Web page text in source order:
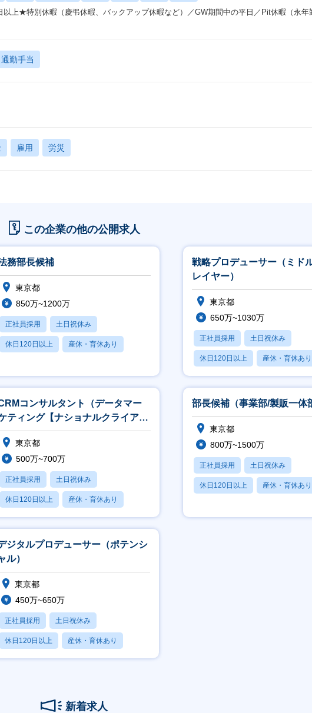
上★特別休暇（慶弔休暇、バックアップ休暇など）／GW期間中の平日／Pit休暇（永年
通勤手当
雇用 労災
この企業の他の公開求人
務部長候補
東京都
850万~1200万
正社員採用 土日祝休み
休日120日以上 産休・育休あり
戦略プロデューサー（ミド
レイヤー）
東京都
650万~1030万
正社員採用 土日祝休み
休日120日以上 産休・育休あり
月残業20時間以内
コンサルタント（データマー
ティング【ナショナルクライアン
案件多数／働き方◎／リモート8
割】東京都
500万~700万
正社員採用 土日祝休み
休日120日以上 産休・育休あり
月残業20時間以内
部長候補（事業部/製販一体
東京都
800万~1500万
正社員採用 土日祝休み
休日120日以上 産休・育休あり
ジタルプロデューサー（ポテンシ
ル）
東京都
450万~650万
正社員採用 土日祝休み
休日120日以上 産休・育休あり
月残業20時間以内
新着求人